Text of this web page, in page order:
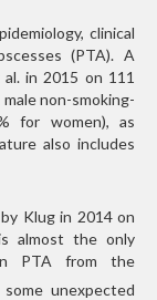
clinical
(PTA). A
in 2015 on 111
non-smoking-
for women), as
also includes
Klug in 2014 on
almost the only
in PTA from the
unexpected